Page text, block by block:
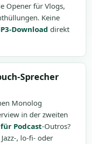
Opener für Vlogs,
Keine
Download direkt
Sprecher
Monolog
in der zweiten
Podcast-Outros?
, lo-fi- oder